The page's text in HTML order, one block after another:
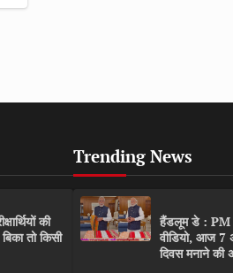
की
तो किसी
Trending News
हैंडलूम डे : PM
वीडियो, आज 7
दिवस मनाने की